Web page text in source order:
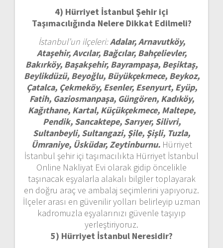
4) Hürriyet İstanbul Şehir içi
Taşımacılığında Nelere Dikkat Edilmeli?
İstanbul’un ilçeleri:Adalar, Arnavutköy,
Ataşehir, Avcılar, Bağcılar, Bahçelievler,
Bakırköy, Başakşehir, Bayrampaşa, Beşiktaş,
Beylikdüzü, Beyoğlu, Büyükçekmece, Beykoz,
Çatalca, Çekmeköy, Esenler, Esenyurt, Eyüp,
Fatih, Gaziosmanpaşa, Güngören, Kadıköy,
Kağıthane, Kartal, Küçükçekmece, Maltepe,
Pendik, Sancaktepe, Sarıyer, Silivri,
Sultanbeyli, Sultangazi, Şile, Şişli, Tuzla,
Ümraniye, Üsküdar, Zeytinburnu. Hürriyet
İstanbul şehir içi taşımacılıkta Hürriyet İstanbul
Online Nakliyat Evi olarak gidip öncelikle
taşınacak eşyalarla alakalı bilgiler toplayarak
en doğru araç ve ambalaj seçimlerini yapıyoruz.
İlçeler arası en güvenilir yolları belirleyip uzman
kadromuzla eşyalarınızı güvenle taşıyıp
yerleştiriyoruz.
5) Hürriyet İstanbul Neresidir?